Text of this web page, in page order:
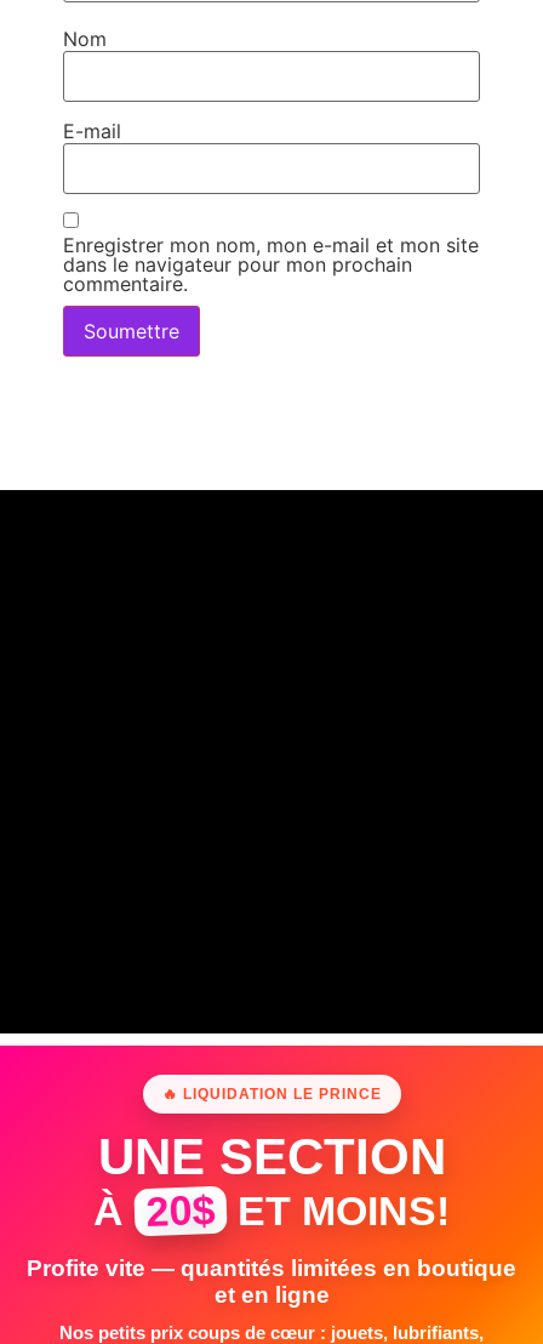
Nom
E-mail
Enregistrer mon nom, mon e-mail et mon site
dans le navigateur pour mon prochain
commentaire.
🔥 LIQUIDATION LE PRINCE
UNE SECTION
À 20$ ET MOINS!
Profite vite — quantités limitées en boutique
et en ligne
Nos petits prix coups de cœur : jouets, lubrifiants,